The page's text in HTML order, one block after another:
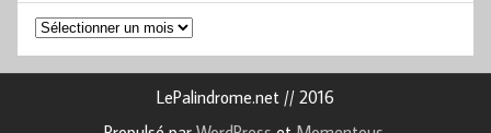
Archives
LePalindrome.net // 2016